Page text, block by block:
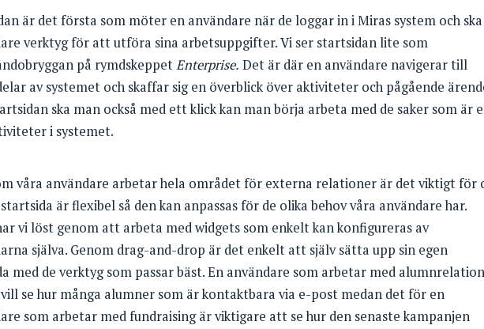
är det första som möter en användare när de loggar in i Miras system och
verktyg för att utföra sina arbetsuppgifter. Vi ser startsidan lite som
på rymdskeppetEnterprise. Det är där en användare navigerar till
av systemet och skaffar sig en överblick över aktiviteter och pågående
ska man också med ett klick kan man börja arbeta med de saker som är
i systemet.
våra användare arbetar hela området för externa relationer är det viktigt för
är flexibel så den kan anpassas för de olika behov våra användare har.
vi löst genom att arbeta med widgets som enkelt kan konfigureras av
själva. Genom drag-and-drop är det enkelt att själv sätta upp sin egen
med de verktyg som passar bäst. En användare som arbetar med
se hur många alumner som är kontaktbara via e-post medan det för en
som arbetar med fundraising är viktigare att se hur den senaste kampanjen